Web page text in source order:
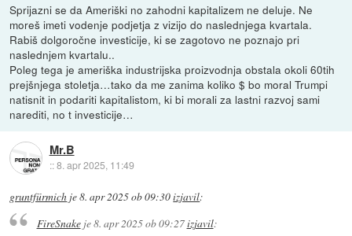
Sprijazni se da Ameriški no zahodni kapitalizem ne deluje. Ne
moreš imeti vodenje podjetja z vizijo do naslednjega kvartala.
Rabiš dolgoročne investicije, ki se zagotovo ne poznajo pri
naslednjem kvartalu..
Poleg tega je ameriška industrijska proizvodnja obstala okoli 60tih
prejšnjega stoletja…tako da me zanima koliko $ bo moral Trumpi
natisnit in podariti kapitalistom, ki bi morali za lastni razvoj sami
narediti, no t investicije…
Mr.B
::8. apr 2025, 11:49
gruntfürmich je8. apr 2025 ob 09:30izjavil:
FireSnakeje8. apr 2025 ob 09:27izjavil: